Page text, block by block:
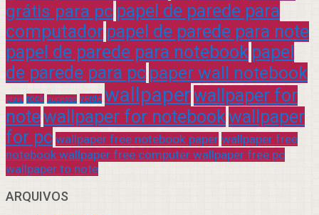
grátis para pc papel de parede para
computador papel de parede para note
papel de parede para notebook papel
de parede para pc paper wall notebook
praia rock sucesso verde wallpaperwallpaper for
notewallpaper for notebookwallpaper
for pc wallpaper free notebook paper wallpaper free
notebook wallpaper free computer wallpaper free pc
wallpaper to note
ARQUIVOS